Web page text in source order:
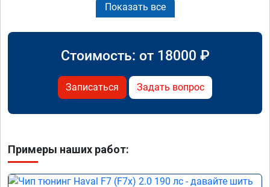
Показать все
Стоимость: от 18000 ₽
Записаться Задать вопрос
Примеры наших работ: